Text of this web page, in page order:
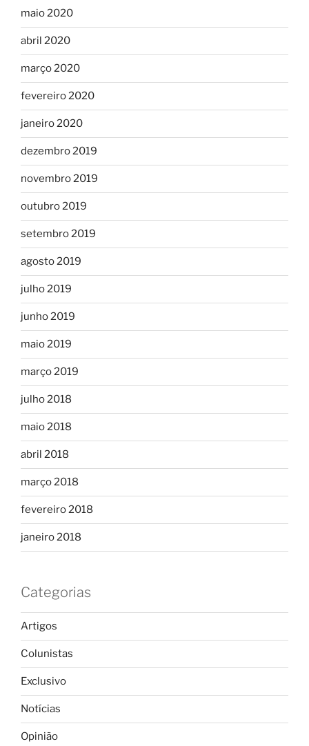
maio 2020
abril 2020
março 2020
fevereiro 2020
janeiro 2020
dezembro 2019
novembro 2019
outubro 2019
setembro 2019
agosto 2019
julho 2019
junho 2019
maio 2019
março 2019
julho 2018
maio 2018
abril 2018
março 2018
fevereiro 2018
janeiro 2018
Categorias
Artigos
Colunistas
Exclusivo
Notícias
Opinião